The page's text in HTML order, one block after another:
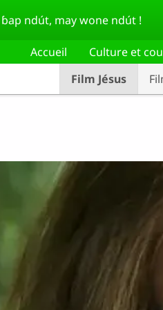
ndút, may wone ndút !
Accueil Culture et
Film Jésus